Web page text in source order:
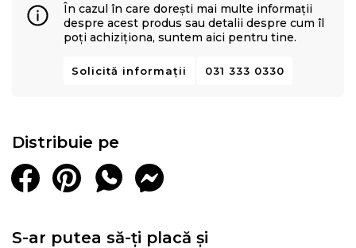
În cazul în care dorești mai multe informații
despre acest produs sau detalii despre cum îl
poți achiziționa, suntem aici pentru tine.
Solicită informații 031 333 0330
Distribuie pe
S-ar putea să-ți placă și